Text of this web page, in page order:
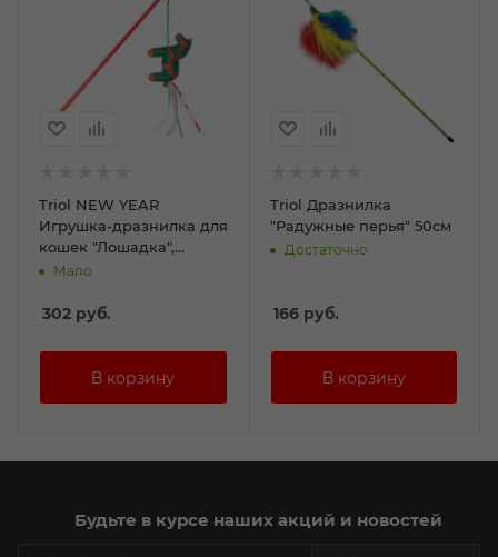
Triol NEW YEAR
Игрушка-дразнилка для
кошек "Лошадка",
400мм
Мало
302 руб.
Triol Дразнилка
"Радужные перья" 50см
Достаточно
166руб.
Будьте в курсе наших акций и новостей